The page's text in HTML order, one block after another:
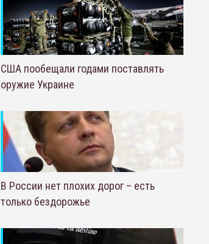
США пообещали годами поставлять
оружие Украине
В России нет плохих дорог – есть
только бездорожье